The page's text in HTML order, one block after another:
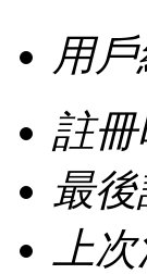
用
註
最
上